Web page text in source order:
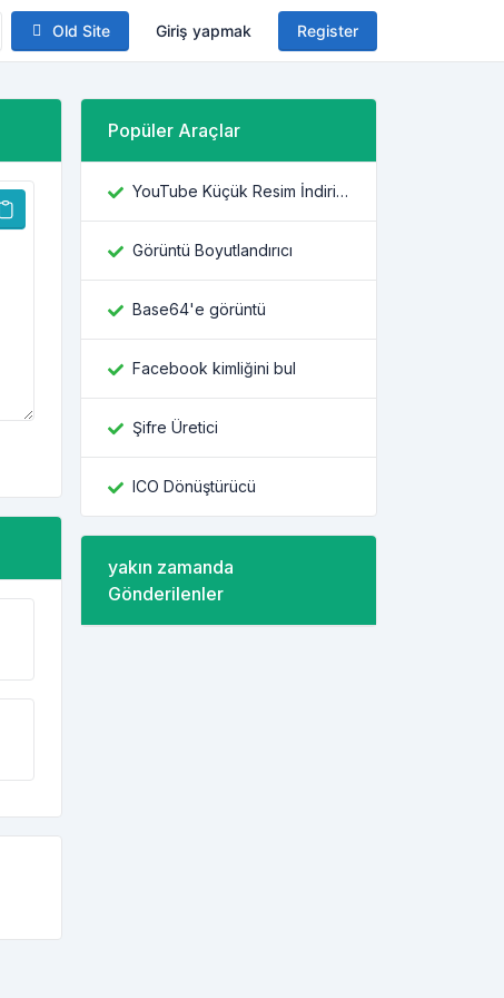
Old Site Giriş yapmak Register
Popüler Araçlar
YouTube Küçük Resim İndiricisi
Görüntü Boyutlandırıcı
Base64'e görüntü
Facebook kimliğini bul
Şifre Üretici
ICO Dönüştürücü
yakın zamanda
Gönderilenler